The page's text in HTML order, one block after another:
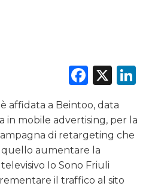
X
affidata a Beintoo, data
in mobile advertising, per la
di retargeting che
aumentare la
Io Sono Friuli
il traffico al sito